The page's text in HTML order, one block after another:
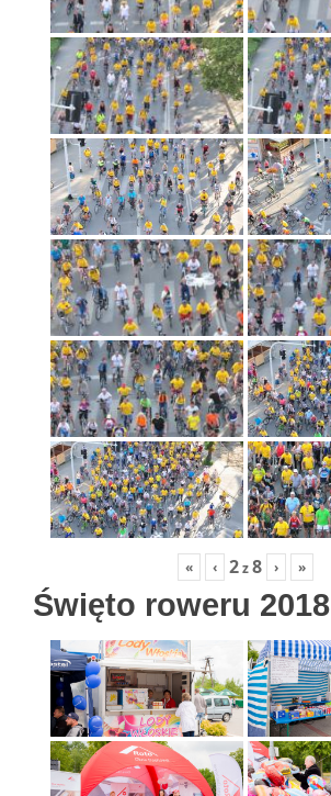
« ‹ 2z8 › »
Święto roweru 2018